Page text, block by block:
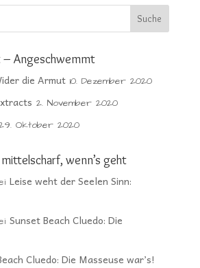
– Angeschwemmt
die Armut 10. Dezember 2020
2. November 2020
Oktober 2020
wenn’s geht
Leise weht der Seelen Sinn:
Sunset Beach Cluedo: Die
Cluedo: Die Masseuse war’s!